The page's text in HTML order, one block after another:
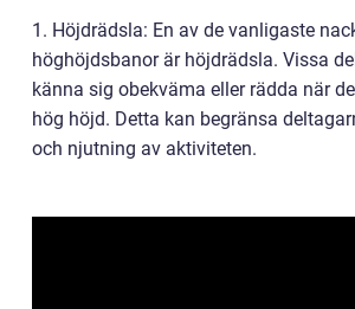
1. Höjdrädsla: En av de vanligaste
höghöjdsbanor är höjdrädsla. Vissa
känna sig obekväma eller rädda när
hög höjd. Detta kan begränsa
och njutning av aktiviteten.